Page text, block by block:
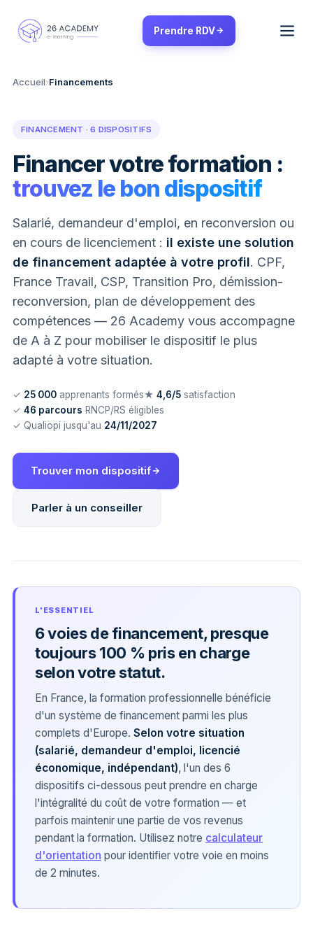
Prendre RDV
Accueil›Financements
FINANCEMENT · 6 DISPOSITIFS
Financer votre formation :
trouvez le bon dispositif
Salarié, demandeur d'emploi, en reconversion ou
en cours de licenciement : il existe une solution
de financement adaptée à votre profil. CPF,
France Travail, CSP, Transition Pro, démission-
reconversion, plan de développement des
compétences — 26 Academy vous accompagne
de A à Z pour mobiliser le dispositif le plus
adapté à votre situation.
✓ 25 000 apprenants formés★ 4,6/5 satisfaction
✓ 46 parcours RNCP/RS éligibles
✓ Qualiopi jusqu'au 24/11/2027
Trouver mon dispositif
Parler à un conseiller
L'ESSENTIEL
6 voies de financement, presque
toujours 100 % pris en charge
selon votre statut.
En France, la formation professionnelle bénéficie
d'un système de financement parmi les plus
complets d'Europe. Selon votre situation
(salarié, demandeur d'emploi, licencié
économique, indépendant), l'un des 6
dispositifs ci-dessous peut prendre en charge
l'intégralité du coût de votre formation — et
parfois maintenir une partie de vos revenus
pendant la formation. Utilisez notre calculateur
d'orientation pour identifier votre voie en moins
de 2 minutes.